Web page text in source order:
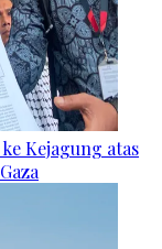
Kejagung atas